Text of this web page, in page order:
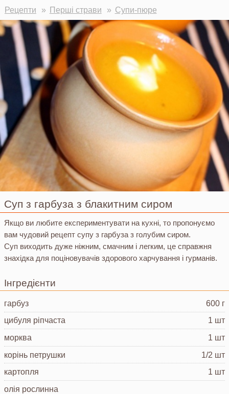
Ви тут
Рецепти Перші страви Супи-пюре
Суп з гарбуза з блакитним сиром
Якщо ви любите експериментувати на кухні, то пропонуємо
вам чудовий рецепт супу з гарбуза з голубим сиром.
Суп виходить дуже ніжним, смачним і легким, це справжня
знахідка для поціновувачів здорового харчування і гурманів.
Інгредієнти
гарбуз
600 г
цибуля ріпчаста
1 шт
морква
1 шт
корінь петрушки
1/2 шт
картопля
1 шт
олія рослинна